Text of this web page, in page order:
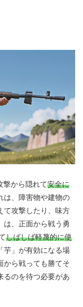
撃から隠れて安全に
は、障害物や建物の
て攻撃したり、味方
は、正面から戦う勇
しばしば軽蔑的に使
芋」が有効になる場
から戦っても勝てそ
るのを待つ必要があ